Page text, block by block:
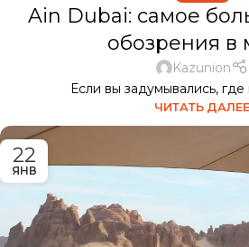
Ain Dubai: самое
обозрения в
Kazunion
Если вы задумывались, где
ЧИТАТЬ ДАЛЕЕ
22
ЯНВ